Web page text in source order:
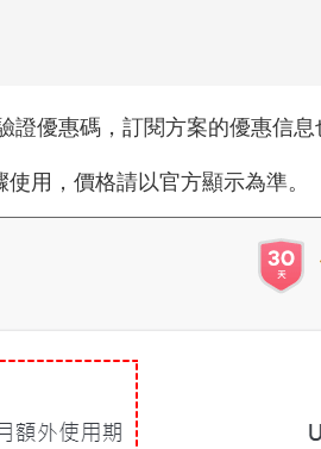
證優惠碼，訂閱方案的優惠信息
用，價格請以官方顯示為準。